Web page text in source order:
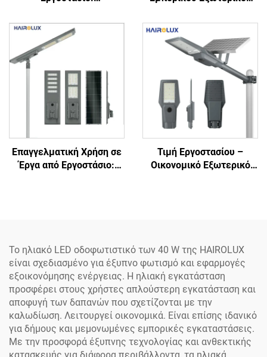
Φωτιστικό Οδών με
Ηλιακή Ενέργεια,
Αλουμινίου, IP66, 40 W, 60
W, 80 W, 100 W, 120 W,
«All-in-One»
Φωτός Ηλιακής Ενέργειας
με Βαθμό Προστασίας
IP65, Αδιάβροχη
Αλουμινίου Μπαταρία
Lithium Lifepo4
Επαγγελματική Χρήση σε
Έργα από Εργοστάσιο:
400 W, 500 W, αλουμινίου,
με SMD
Τιμή Εργοστασίου –
Οικονομικό Εξωτερικό
διαχωρισμένης
κατασκευής, αλουμινίου
Το ηλιακό LED οδοφωτιστικό των 40 W της HAIROLUX
είναι σχεδιασμένο για έξυπνο φωτισμό και εφαρμογές
εξοικονόμησης ενέργειας. Η ηλιακή εγκατάσταση
προσφέρει στους χρήστες απλούστερη εγκατάσταση και
αποφυγή των δαπανών που σχετίζονται με την
καλωδίωση. Λειτουργεί οικονομικά. Είναι επίσης ιδανικό
για δήμους και μεμονωμένες εμπορικές εγκαταστάσεις.
Με την προσφορά έξυπνης τεχνολογίας και ανθεκτικής